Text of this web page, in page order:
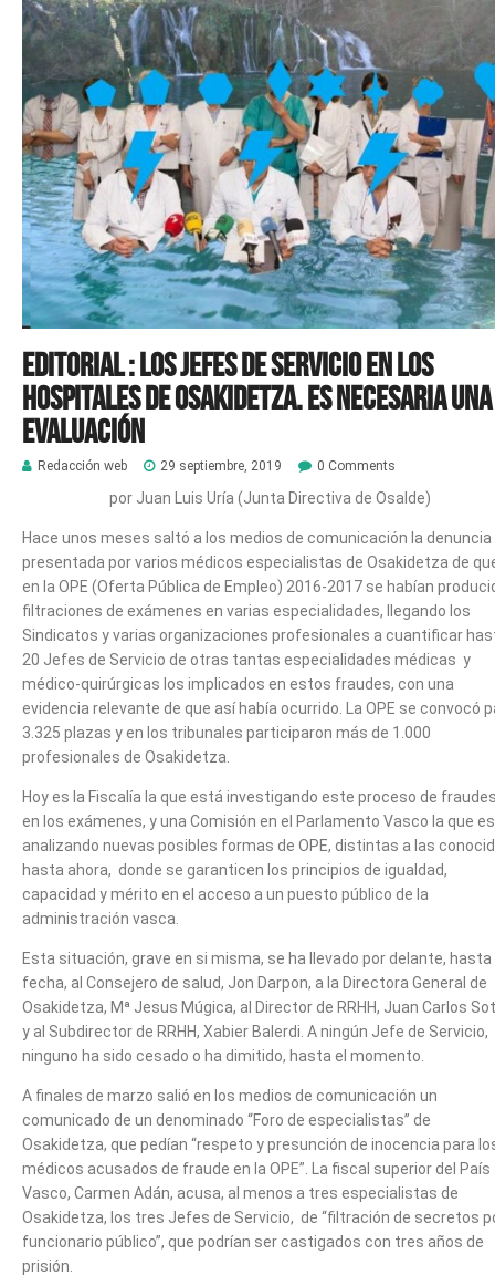
Editorial : Los Jefes de Servicio en los
Hospitales de Osakidetza. Es necesaria una
evaluación
Redacción web 29 septiembre, 2019 0 Comments
por Juan Luis Uría (Junta Directiva de Osalde)
Hace unos meses saltó a los medios de comunicación la denuncia
presentada por varios médicos especialistas de Osakidetza de
en la OPE (Oferta Pública de Empleo) 2016-2017 se habían
filtraciones de exámenes en varias especialidades, llegando los
Sindicatos y varias organizaciones profesionales a cuantificar
20 Jefes de Servicio de otras tantas especialidades médicas y
médico-quirúrgicas los implicados en estos fraudes, con una
evidencia relevante de que así había ocurrido. La OPE se convocó
3.325 plazas y en los tribunales participaron más de 1.000
profesionales de Osakidetza.
Hoy es la Fiscalía la que está investigando este proceso de
en los exámenes, y una Comisión en el Parlamento Vasco la que
analizando nuevas posibles formas de OPE, distintas a las
hasta ahora, donde se garanticen los principios de igualdad,
capacidad y mérito en el acceso a un puesto público de la
administración vasca.
Esta situación, grave en si misma, se ha llevado por delante, hasta
fecha, al Consejero de salud, Jon Darpon, a la Directora General de
Osakidetza, Mª Jesus Múgica, al Director de RRHH, Juan Carlos
y al Subdirector de RRHH, Xabier Balerdi. A ningún Jefe de Servicio,
ninguno ha sido cesado o ha dimitido, hasta el momento.
A finales de marzo salió en los medios de comunicación un
comunicado de un denominado “Foro de especialistas” de
Osakidetza, que pedían “respeto y presunción de inocencia para
médicos acusados de fraude en la OPE”. La fiscal superior del País
Vasco, Carmen Adán, acusa, al menos a tres especialistas de
Osakidetza, los tres Jefes de Servicio, de “filtración de secretos
funcionario público”, que podrían ser castigados con tres años de
prisión.